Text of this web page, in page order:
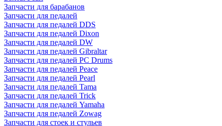
Запчасти для барабанов
Запчасти для педалей
Запчасти для педалей DDS
Запчасти для педалей Dixon
Запчасти для педалей DW
Запчасти для педалей Gibraltar
Запчасти для педалей PC Drums
Запчасти для педалей Peace
Запчасти для педалей Pearl
Запчасти для педалей Tama
Запчасти для педалей Trick
Запчасти для педалей Yamaha
Запчасти для педалей Zowag
Запчасти для стоек и стульев